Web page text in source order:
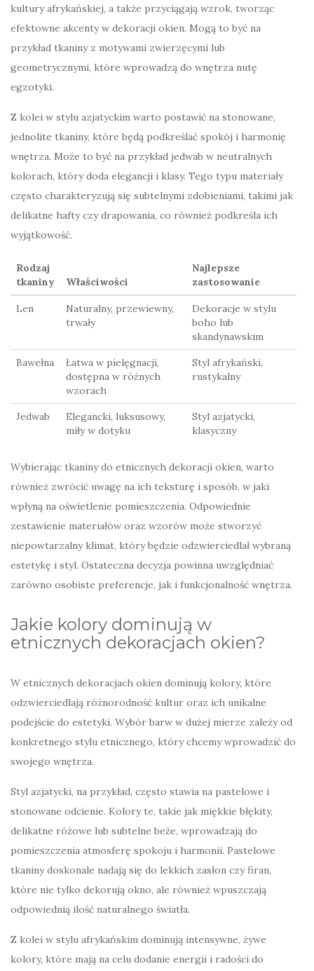
kultury afrykańskiej, a także przyciągają wzrok, tworząc
efektowne akcenty w dekoracji okien. Mogą to być na
przykład tkaniny z motywami zwierzęcymi lub
geometrycznymi, które wprowadzą do wnętrza nutę
egzotyki.
Z kolei w stylu azjatyckim warto postawić na stonowane,
jednolite tkaniny, które będą podkreślać spokój i harmonię
wnętrza. Może to być na przykład jedwab w neutralnych
kolorach, który doda elegancji i klasy. Tego typu materiały
często charakteryzują się subtelnymi zdobieniami, takimi jak
delikatne hafty czy drapowania, co również podkreśla ich
wyjątkowość.
Rodzaj
tkaniny
Właściwości
Najlepsze
zastosowanie
Len
Naturalny, przewiewny,
trwały
Dekoracje w stylu
boho lub
skandynawskim
Bawełna
Łatwa w pielęgnacji,
dostępna w różnych
wzorach
Styl afrykański,
rustykalny
Jedwab
Elegancki, luksusowy,
miły w dotyku
Styl azjatycki,
klasyczny
Wybierając tkaniny do etnicznych dekoracji okien, warto
również zwrócić uwagę na ich teksturę i sposób, w jaki
wpłyną na oświetlenie pomieszczenia. Odpowiednie
zestawienie materiałów oraz wzorów może stworzyć
niepowtarzalny klimat, który będzie odzwierciedlał wybraną
estetykę i styl. Ostateczna decyzja powinna uwzględniać
zarówno osobiste preferencje, jak i funkcjonalność wnętrza.
Jakie kolory dominują w
etnicznych dekoracjach okien?
W etnicznych dekoracjach okien dominują kolory, które
odzwierciedlają różnorodność kultur oraz ich unikalne
podejście do estetyki. Wybór barw w dużej mierze zależy od
konkretnego stylu etnicznego, który chcemy wprowadzić do
swojego wnętrza.
Styl azjatycki, na przykład, często stawia na pastelowe i
stonowane odcienie. Kolory te, takie jak miękkie błękity,
delikatne różowe lub subtelne beże, wprowadzają do
pomieszczenia atmosferę spokoju i harmonii. Pastelowe
tkaniny doskonale nadają się do lekkich zasłon czy firan,
które nie tylko dekorują okno, ale również wpuszczają
odpowiednią ilość naturalnego światła.
Z kolei w stylu afrykańskim dominują intensywne, żywe
kolory, które mają na celu dodanie energii i radości do